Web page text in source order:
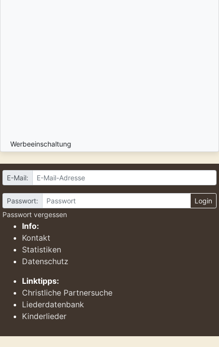
Werbeeinschaltung
E-Mail:
Passwort:
Login
Passwort vergessen
Info:
Kontakt
Statistiken
Datenschutz
Linktipps:
Christliche Partnersuche
Liederdatenbank
Kinderlieder